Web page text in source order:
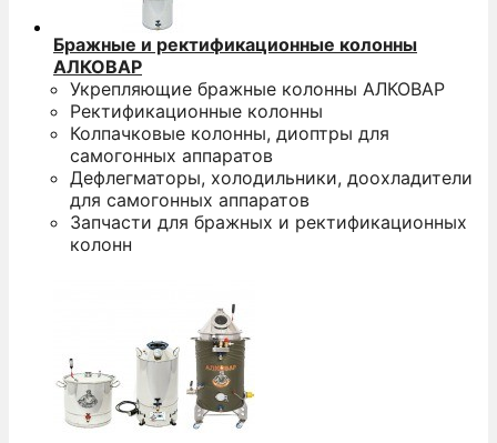
Бражные и ректификационные колонны
АЛКОВАР
Укрепляющие бражные колонны АЛКОВАР
Ректификационные колонны
Колпачковые колонны, диоптры для
самогонных аппаратов
Дефлегматоры, холодильники, доохладители
для самогонных аппаратов
Запчасти для бражных и ректификационных
колонн